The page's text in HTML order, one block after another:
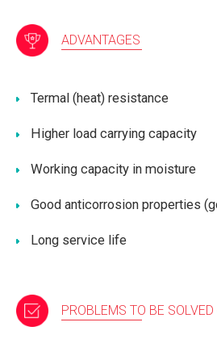
ADVANTAGES
Termal (heat) resistance
Higher load carrying capacity
Working capacity in moisture
Good anticorrosion properties
Long service life
PROBLEMS TO BE